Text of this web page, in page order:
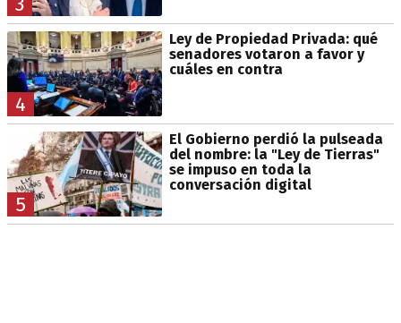
4
Ley de Propiedad Privada: qué
senadores votaron a favor y
cuáles en contra
5
El Gobierno perdió la pulseada
del nombre: la "Ley de Tierras"
se impuso en toda la
conversación digital